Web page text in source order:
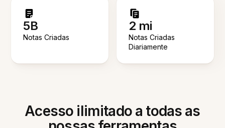
5B
Notas Criadas
2 mi
Notas Criadas
Diariamente
Acesso ilimitado a todas as